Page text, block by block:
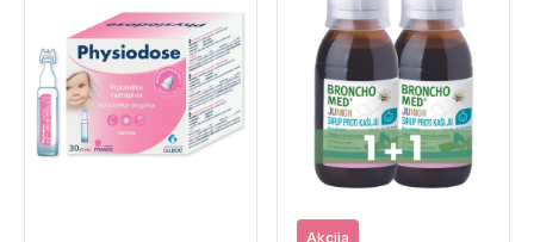
Akcija